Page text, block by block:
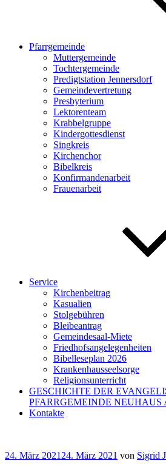
Pfarrgemeinde
Muttergemeinde
Tochtergemeinde
Predigtstation Jennersdorf
Gemeindevertretung
Presbyterium
Lektorenteam
Krabbelgruppe
Kindergottesdienst
Singkreis
Kirchenchor
Bibelkreis
Konfirmandenarbeit
Frauenarbeit
Service
Kirchenbeitrag
Kasualien
Stolgebühren
Bleibeantrag
Gemeindesaal-Miete
Friedhofsangelegenheiten
Bibelleseplan 2026
Krankenhausseelsorge
Religionsunterricht
GESCHICHTE DER
PFARRGEMEINDE
Kontakte
Veröffentlicht
24. März 2021 24. März 2021 von Sigrid